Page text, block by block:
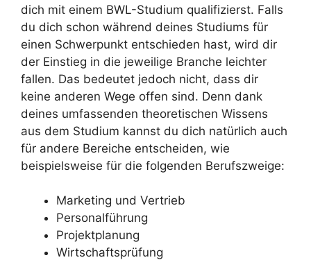
dich mit einem BWL-Studium qualifizierst. Falls
du dich schon während deines Studiums für
einen Schwerpunkt entschieden hast, wird dir
der Einstieg in die jeweilige Branche leichter
fallen. Das bedeutet jedoch nicht, dass dir
keine anderen Wege offen sind. Denn dank
deines umfassenden theoretischen Wissens
aus dem Studium kannst du dich natürlich auch
für andere Bereiche entscheiden, wie
beispielsweise für die folgenden Berufszweige:
Marketing und Vertrieb
Personalführung
Projektplanung
Wirtschaftsprüfung